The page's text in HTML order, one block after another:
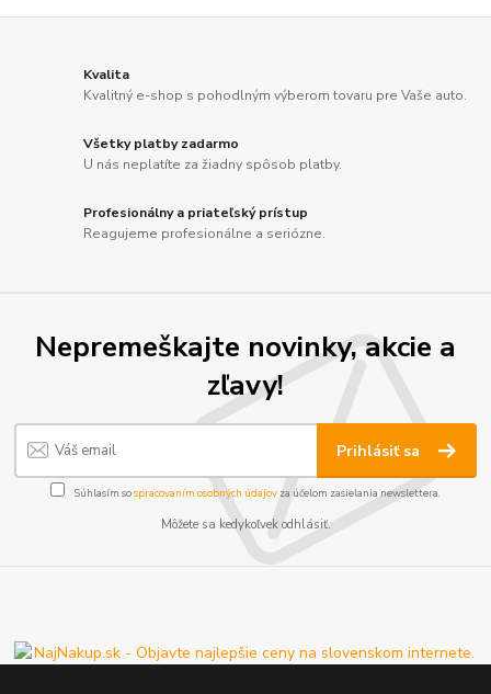
Kvalita
Kvalitný e-shop s pohodlným výberom tovaru pre Vaše auto.
Všetky platby zadarmo
U nás neplatíte za žiadny spôsob platby.
Profesionálny a priateľský prístup
Reagujeme profesionálne a seriózne.
Nepremeškajte novinky, akcie a
zľavy!
Prihlásiť sa
Súhlasím sospracovaním osobných údajov za účelom zasielania newslettera.
Môžete sa kedykoľvek odhlásiť.